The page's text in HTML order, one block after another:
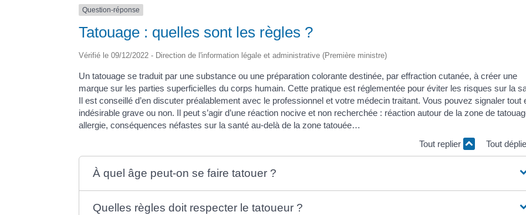
Question-réponse
Tatouage : quelles sont les règles ?
Vérifié le 09/12/2022 - Direction de l'information légale et administrative (Première ministre)
Un tatouage se traduit par une substance ou une préparation colorante destinée, par effraction cutanée, à créer une
marque sur les parties superficielles du corps humain. Cette pratique est réglementée pour éviter les risques sur la
Il est conseillé d’en discuter préalablement avec le professionnel et votre médecin traitant. Vous pouvez signaler tout
indésirable grave ou non. Il peut s’agir d’une réaction nocive et non recherchée : réaction autour de la zone de
allergie, conséquences néfastes sur la santé au-delà de la zone tatouée…
Tout replier
Tout
À quel âge peut-on se faire tatouer ?
Quelles règles doit respecter le tatoueur ?